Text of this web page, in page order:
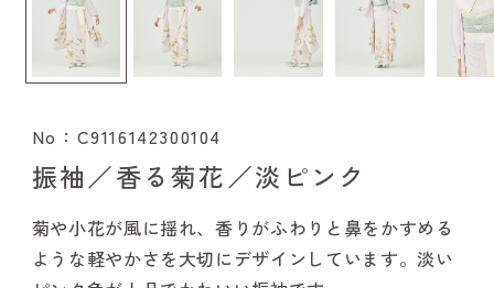
No：C9116142300104
振袖／香る菊花／淡ピンク
菊や小花が風に揺れ、香りがふわりと鼻をかすめる
ような軽やかさを大切にデザインしています。淡い